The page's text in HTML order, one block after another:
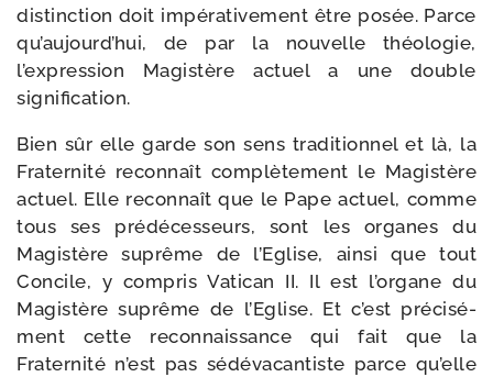
dis­tinc­tion doit impé­ra­ti­ve­ment être posée. Parce
qu’aujourd’hui, de par la nou­velle théo­lo­gie,
l’expression Magistère actuel a une double
signification.
Bien sûr elle garde son sens tra­di­tion­nel et là, la
Fraternité recon­naît com­plè­te­ment le Magistère
actuel. Elle recon­naît que le Pape actuel, comme
tous ses pré­dé­ces­seurs, sont les organes du
Magistère suprême de l’Eglise, ain­si que tout
Concile, y com­pris Vatican II. Il est l’organe du
Magistère suprême de l’Eglise. Et c’est pré­ci­sé­
ment cette recon­nais­sance qui fait que la
Fraternité n’est pas sédé­va­can­tiste parce qu’elle